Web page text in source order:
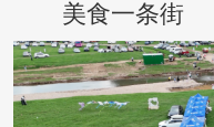
美食一条街